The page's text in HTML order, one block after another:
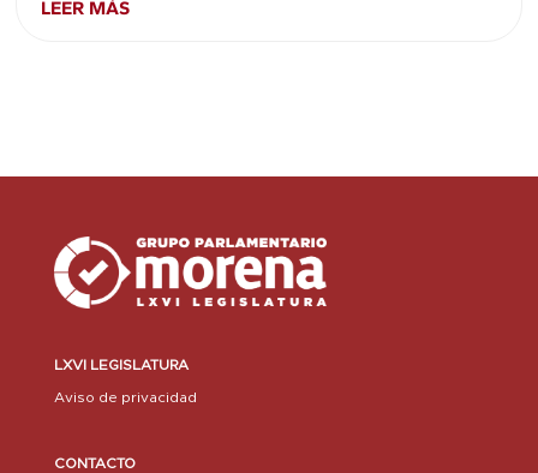
LEER MÁS
LXVI LEGISLATURA
Aviso de privacidad
CONTACTO